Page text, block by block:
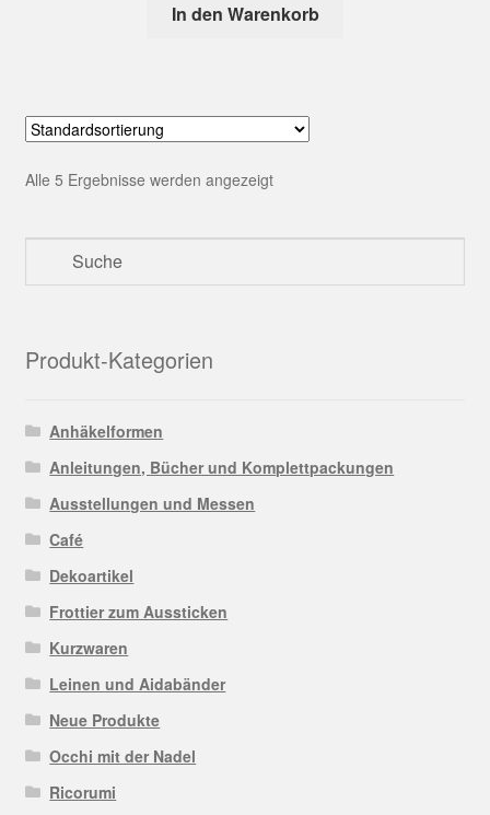
In den Warenkorb
Alle 5 Ergebnisse werden angezeigt
Produkt-Kategorien
Anhäkelformen
Anleitungen, Bücher und Komplettpackungen
Ausstellungen und Messen
Café
Dekoartikel
Frottier zum Aussticken
Kurzwaren
Leinen und Aidabänder
Neue Produkte
Occhi mit der Nadel
Ricorumi